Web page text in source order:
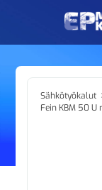
Sähkötyökalut
Fein KBM 50